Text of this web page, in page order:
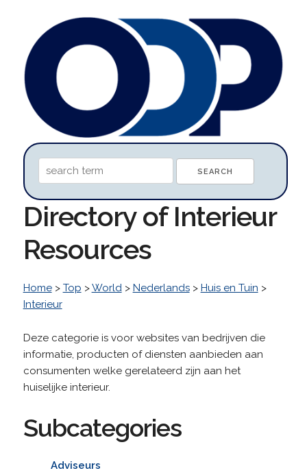
Directory of Interieur
Resources
Home> Top >World> Nederlands> Huis en Tuin >
Interieur
Deze categorie is voor websites van bedrijven die
informatie, producten of diensten aanbieden aan
consumenten welke gerelateerd zijn aan het
huiselijke interieur.
Subcategories
Adviseurs